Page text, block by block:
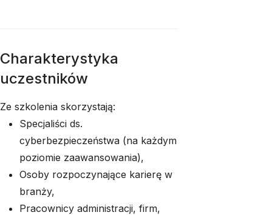
Charakterystyka
uczestników
Ze szkolenia skorzystają:
Specjaliści ds.
cyberbezpieczeństwa (na każdym
poziomie zaawansowania),
Osoby rozpoczynające karierę w
branży,
Pracownicy administracji, firm,